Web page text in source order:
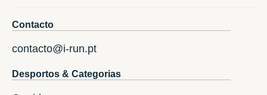
Contacto
contacto@i-run.pt
Desportos & Categorias